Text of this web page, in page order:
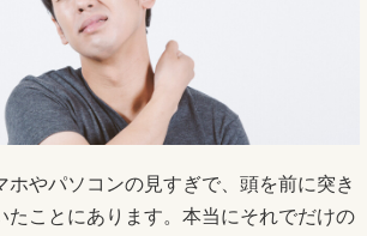
ホやパソコンの見すぎで、頭を前に突き
たことにあります。本当にそれでだけの